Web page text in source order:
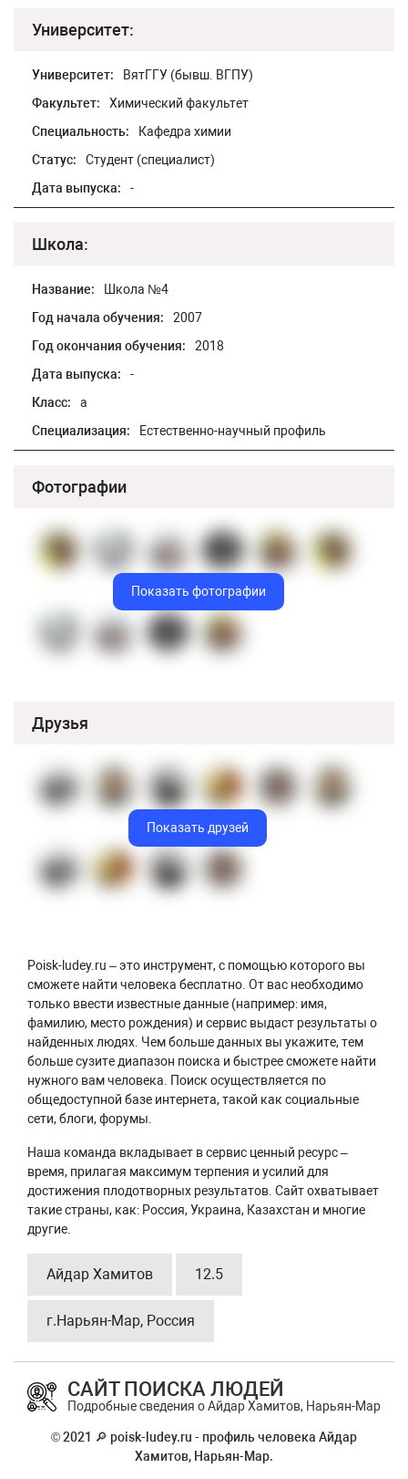
Университет:
Университет:
ВятГГУ (бывш. ВГПУ)
Факультет:
Химический факультет
Специальность:
Кафедра химии
Статус:
Студент (специалист)
Дата выпуска:
-
Школа:
Название:
Школа №4
Год начала обучения:
2007
Год окончания обучения:
2018
Дата выпуска:
-
Класс:
а
Специализация:
Естественно-научный профиль
Фотографии
Показать фотографии
Друзья
Показать друзей
Poisk-ludey.ru – это инструмент, с помощью которого вы
сможете найти человека бесплатно. От вас необходимо
только ввести известные данные (например: имя,
фамилию, место рождения) и сервис выдаст результаты о
найденных людях. Чем больше данных вы укажите, тем
больше сузите диапазон поиска и быстрее сможете найти
нужного вам человека. Поиск осуществляется по
общедоступной базе интернета, такой как социальные
сети, блоги, форумы.
Наша команда вкладывает в сервис ценный ресурс –
время, прилагая максимум терпения и усилий для
достижения плодотворных результатов. Сайт охватывает
такие страны, как: Россия, Украина, Казахстан и многие
другие.
Айдар Хамитов 12.5
г.Нарьян-Мар, Россия
САЙТ ПОИСКА ЛЮДЕЙ
Подробные сведения о Айдар Хамитов, Нарьян-Мар
© 2021 🔎 poisk-ludey.ru - профиль человека Айдар
Хамитов, Нарьян-Мар.